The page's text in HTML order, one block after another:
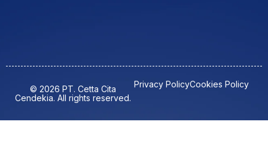
© 2026 PT. Cetta Cita
Cendekia. All rights reserved.
Privacy PolicyCookies Policy